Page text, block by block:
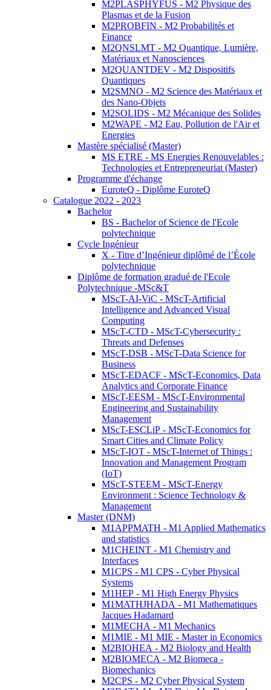
M2PLASPHYFUS - M2 Physique des
Plasmas et de la Fusion
M2PROBFIN - M2 Probabilités et
Finance
M2QNSLMT - M2 Quantique, Lumière,
Matériaux et Nanosciences
M2QUANTDEV - M2 Dispositifs
Quantiques
M2SMNO - M2 Science des Matériaux et
des Nano-Objets
M2SOLIDS - M2 Mécanique des Solides
M2WAPE - M2 Eau, Pollution de l'Air et
Energies
Mastère spécialisé (Master)
MS ETRE - MS Energies Renouvelables :
Technologies et Entrepreneuriat (Master)
Programme d'échange
EuroteQ - Diplôme EuroteQ
Catalogue 2022 - 2023
Bachelor
BS - Bachelor of Science de l'Ecole
polytechnique
Cycle Ingénieur
X - Titre d’Ingénieur diplômé de l’École
polytechnique
Diplôme de formation gradué de l'Ecole
Polytechnique -MSc&T
MScT-AI-ViC - MScT-Artificial
Intelligence and Advanced Visual
Computing
MScT-CTD - MScT-Cybersecurity :
Threats and Defenses
MScT-DSB - MScT-Data Science for
Business
MScT-EDACF - MScT-Economics, Data
Analytics and Corporate Finance
MScT-EESM - MScT-Environmental
Engineering and Sustainability
Management
MScT-ESCLiP - MScT-Economics for
Smart Cities and Climate Policy
MScT-IOT - MScT-Internet of Things :
Innovation and Management Program
(IoT)
MScT-STEEM - MScT-Energy
Environment : Science Technology &
Management
Master (DNM)
M1APPMATH - M1 Applied Mathematics
and statistics
M1CHEINT - M1 Chemistry and
Interfaces
M1CPS - M1 CPS - Cyber Physical
Systems
M1HEP - M1 High Energy Physics
M1MATHJHADA - M1 Mathematiques
Jacques Hadamard
M1MECHA - M1 Mechanics
M1MIE - M1 MIE - Master in Economics
M2BIOHEA - M2 Biology and Health
M2BIOMECA - M2 Biomeca -
Biomechanics
M2CPS - M2 Cyber Physical System